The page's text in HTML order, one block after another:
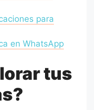
para
en WhatsApp
tus